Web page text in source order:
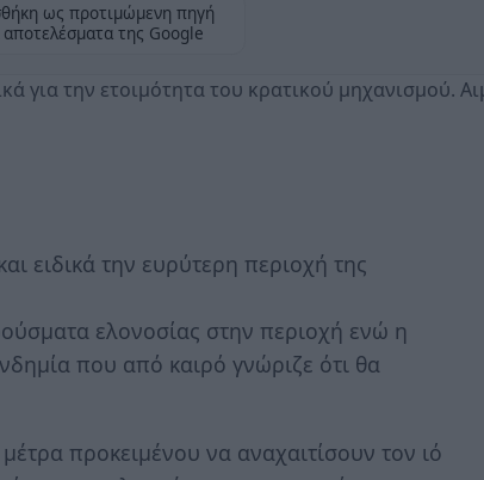
ως προτιμώμενη πηγή
αποτελέσματα της Google
για την ετοιμότητα του κρατικού μηχανισμού.
ειδικά την ευρύτερη περιοχή της
ελονοσίας στην περιοχή ενώ η
που από καιρό γνώριζε ότι θα
προκειμένου να αναχαιτίσουν τον ιό